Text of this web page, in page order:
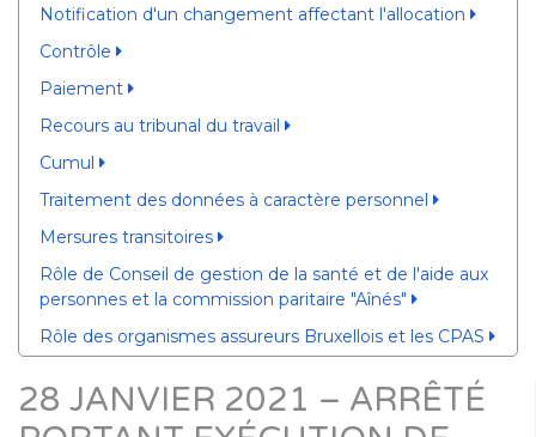
Notification d'un changement affectant l'allocation
Contrôle
Paiement
Recours au tribunal du travail
Cumul
Traitement des données à caractère personnel
Mersures transitoires
Rôle de Conseil de gestion de la santé et de l'aide aux
personnes et la commission paritaire "Aînés"
Rôle des organismes assureurs Bruxellois et les CPAS
28 JANVIER 2021 – ARRÊTÉ